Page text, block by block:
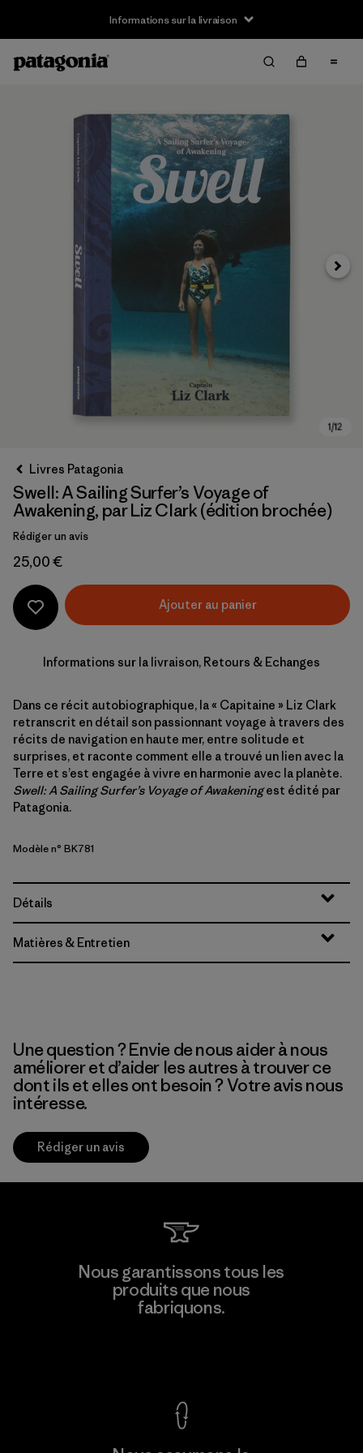
Informations sur la livraison
Livres Patagonia
Swell: A Sailing Surfer’s Voyage of
Awakening, par Liz Clark (édition brochée)
Rédiger un avis
25,00 €
Ajouter au panier
Informations sur la livraison, Retours & Echanges
Dans ce récit autobiographique, la « Capitaine » Liz Clark
retranscrit en détail son passionnant voyage à travers des
récits de navigation en haute mer, entre solitude et
surprises, et raconte comment elle a trouvé un lien avec la
Terre et s’est engagée à vivre en harmonie avec la planète.
Swell: A Sailing Surfer’s Voyage of Awakeningest édité par
Patagonia.
Modèle n° BK781
Détails
Matières & Entretien
Une question ? Envie de nous aider à nous
améliorer et d’aider les autres à trouver ce
dont ils et elles ont besoin ? Votre avis nous
intéresse.
Rédiger un avis
Nous garantissons tous les
produits que nous
fabriquons.